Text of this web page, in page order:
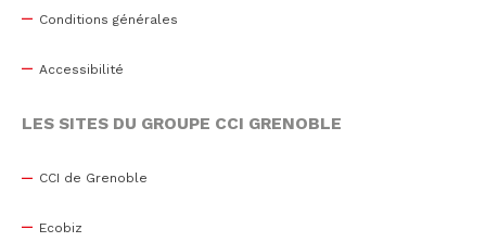
Conditions générales
Accessibilité
LES SITES DU GROUPE CCI GRENOBLE
CCI de Grenoble
Ecobiz